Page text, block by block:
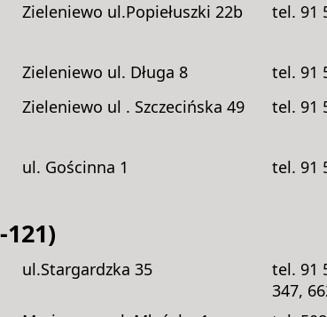
Zieleniewo ul.Popiełuszki 22b tel. 91
Zieleniewo ul. Długa 8 tel. 91
Zieleniewo ul . Szczecińska 49 tel. 91
ul. Gościnna 1 tel. 91
ul.Stargardzka 35
tel. 91
347,